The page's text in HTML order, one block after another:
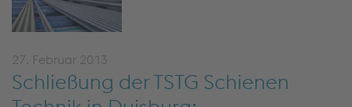
27. Februar 2013
Schließung der TSTG Schienen